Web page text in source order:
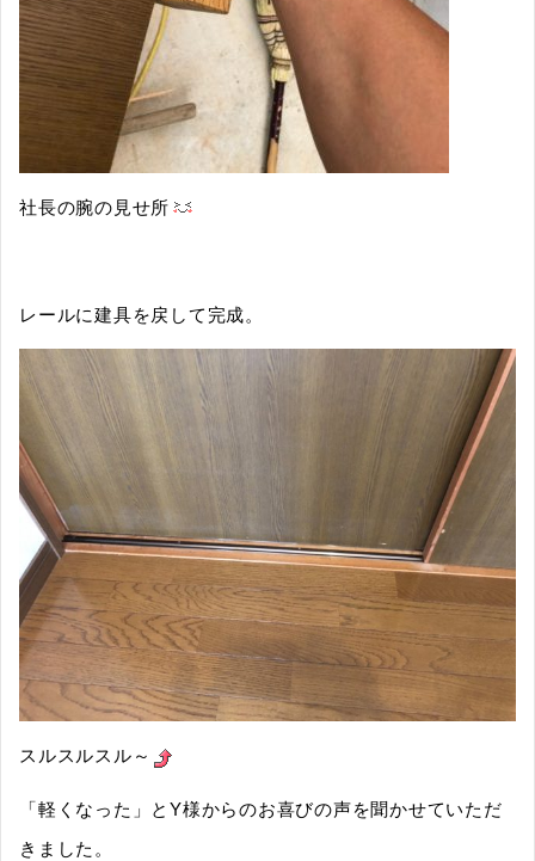
社長の腕の見せ所
レールに建具を戻して完成。
スルスルスル～
「軽くなった」とY様からのお喜びの声を聞かせていただ
きました。